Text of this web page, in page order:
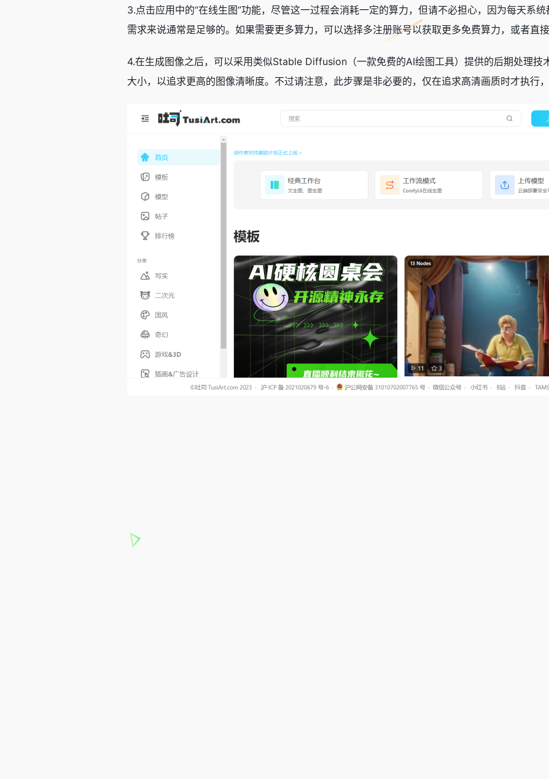
3.点击应用中的“在线生图”功能，尽管这一过程会消耗一定的算力，但请不必担心，因为每天系
需求来说通常是足够的。如果需要更多算力，可以选择多注册账号以获取更多免费算力，或者直
4.在生成图像之后，可以采用类似Stable Diffusion（一款免费的AI绘图工具）提供的后期处理
大小，以追求更高的图像清晰度。不过请注意，此步骤是非必要的，仅在追求高清画质时才执行